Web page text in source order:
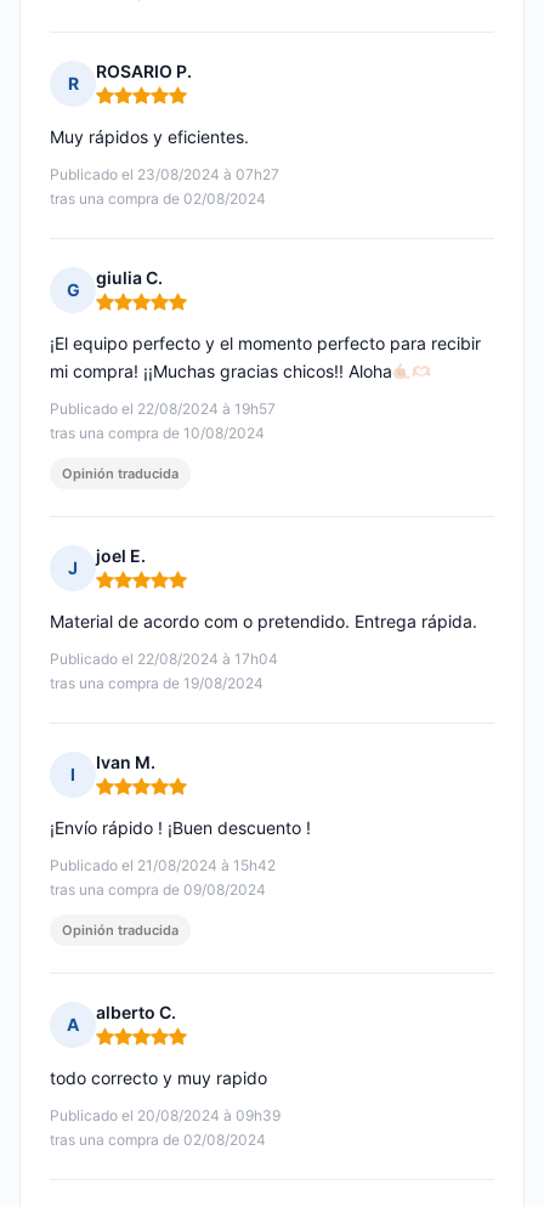
R
ROSARIO P.
Nota: 5 de 5
Publicado el 23/08/2024 à 07h27
tras una compra de 02/08/2024
Muy rápidos y eficientes.
G
giulia C.
Nota: 5 de 5
Publicado el 22/08/2024 à 19h57
tras una compra de 10/08/2024
¡El equipo perfecto y el momento perfecto para recibir
mi compra! ¡¡Muchas gracias chicos!! Aloha
Opinión traducida
J
joel E.
Nota: 5 de 5
Publicado el 22/08/2024 à 17h04
tras una compra de 19/08/2024
Material de acordo com o pretendido. Entrega rápida.
I
Ivan M.
Nota: 5 de 5
Publicado el 21/08/2024 à 15h42
tras una compra de 09/08/2024
¡Envío rápido ! ¡Buen descuento !
Opinión traducida
A
alberto C.
Nota: 5 de 5
Publicado el 20/08/2024 à 09h39
tras una compra de 02/08/2024
todo correcto y muy rapido